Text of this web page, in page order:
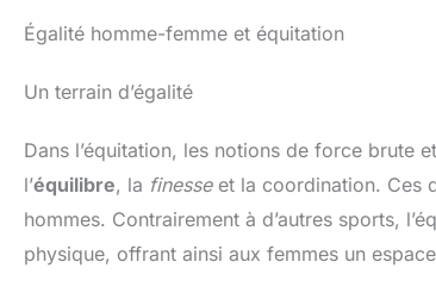
Égalité homme-femme et équitation
Un terrain d’égalité
Dans l’équitation, les notions de force brute
l’équilibre, la finesseet la coordination. Ces
hommes. Contrairement à d’autres sports,
physique, offrant ainsi aux femmes un